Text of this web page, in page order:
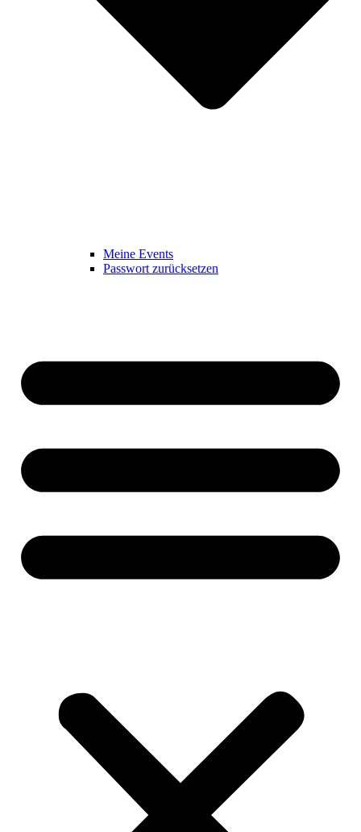
Meine Events
Passwort zurücksetzen